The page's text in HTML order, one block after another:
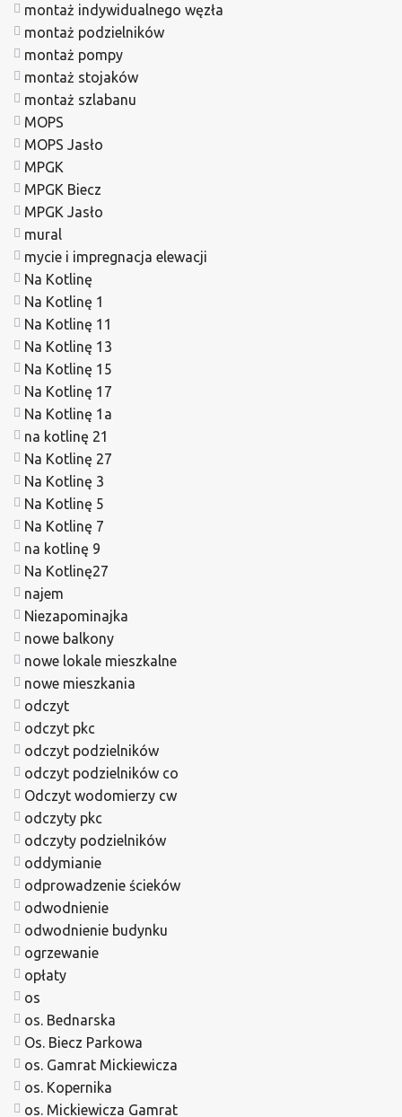
montaż indywidualnego węzła
montaż podzielników
montaż pompy
montaż stojaków
montaż szlabanu
MOPS
MOPS Jasło
MPGK
MPGK Biecz
MPGK Jasło
mural
mycie i impregnacja elewacji
Na Kotlinę
Na Kotlinę 1
Na Kotlinę 11
Na Kotlinę 13
Na Kotlinę 15
Na Kotlinę 17
Na Kotlinę 1a
na kotlinę 21
Na Kotlinę 27
Na Kotlinę 3
Na Kotlinę 5
Na Kotlinę 7
na kotlinę 9
Na Kotlinę27
najem
Niezapominajka
nowe balkony
nowe lokale mieszkalne
nowe mieszkania
odczyt
odczyt pkc
odczyt podzielników
odczyt podzielników co
Odczyt wodomierzy cw
odczyty pkc
odczyty podzielników
oddymianie
odprowadzenie ścieków
odwodnienie
odwodnienie budynku
ogrzewanie
opłaty
os
os. Bednarska
Os. Biecz Parkowa
os. Gamrat Mickiewicza
os. Kopernika
os. Mickiewicza Gamrat